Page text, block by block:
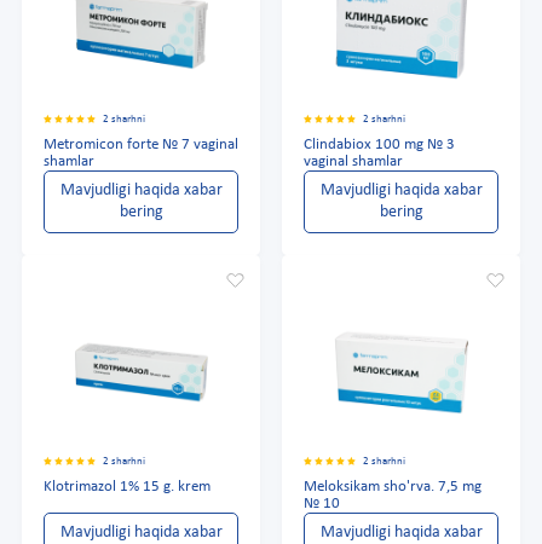
2 sharhni
Metromicon forte № 7 vaginal
shamlar
Mavjudligi haqida xabar
bering
2 sharhni
Clindabiox 100 mg № 3
vaginal shamlar
Mavjudligi haqida xabar
bering
2 sharhni
Klotrimazol 1% 15 g. krem
Mavjudligi haqida xabar
2 sharhni
Meloksikam sho'rva. 7,5 mg
№ 10
Mavjudligi haqida xabar